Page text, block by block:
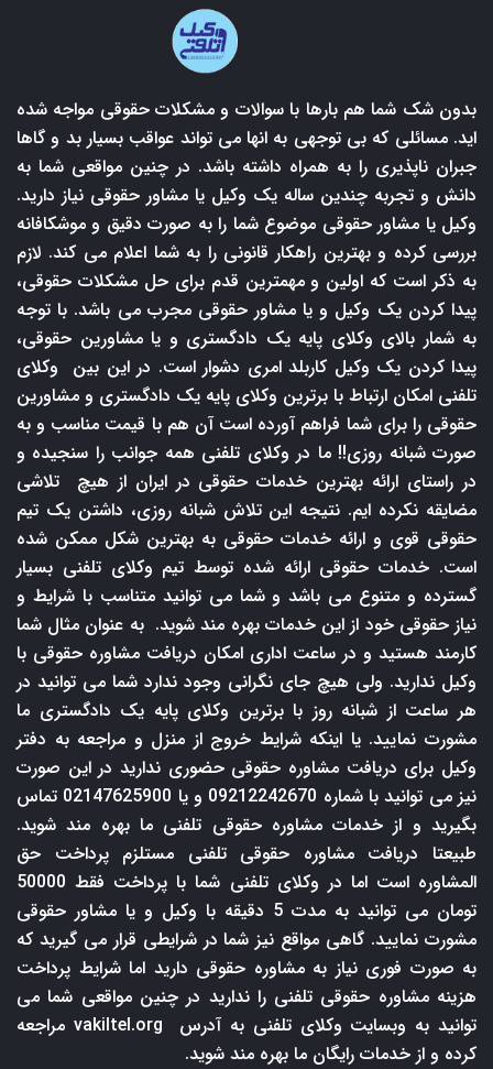
بدون شک شما هم بارها با سوالات و مشکلات حقوقی مواجه شده
اید. مسائلی که بی توجهی به انها می تواند عواقب بسیار بد و گاها
جبران ناپذیری را به همراه داشته باشد. در چنین مواقعی شما به
دانش و تجربه چندین ساله یک وکیل یا مشاور حقوقی نیاز دارید.
وکیل یا مشاور حقوقی موضوع شما را به صورت دقیق و موشکافانه
بررسی کرده و بهترین راهکار قانونی را به شما اعلام می کند. لازم
به ذکر است که اولین و مهمترین قدم برای حل مشکلات حقوقی،
پیدا کردن یک وکیل و یا مشاور حقوقی مجرب می باشد. با توجه
به شمار بالای وکلای پایه یک دادگستری و یا مشاورین حقوقی،
پیدا کردن یک وکیل کاربلد امری دشوار است. در این بین وکلای
تلفنی امکان ارتباط با برترین وکلای پایه یک دادگستری و مشاورین
حقوقی را برای شما فراهم آورده است آن هم با قیمت مناسب و به
صورت شبانه روزی!! ما در وکلای تلفنی همه جوانب را سنجیده و
در راستای ارائه بهترین خدمات حقوقی در ایران از هیچ تلاشی
مضایقه نکرده ایم. نتیجه این تلاش شبانه روزی، داشتن یک تیم
حقوقی قوی و ارائه خدمات حقوقی به بهترین شکل ممکن شده
است. خدمات حقوقی ارائه شده توسط تیم وکلای تلفنی بسیار
گسترده و متنوع می باشد و شما می توانید متناسب با شرایط و
نیاز حقوقی خود از این خدمات بهره مند شوید. به عنوان مثال شما
کارمند هستید و در ساعت اداری امکان دریافت مشاوره حقوقی با
وکیل ندارید. ولی هیچ جای نگرانی وجود ندارد شما می توانید در
هر ساعت از شبانه روز با برترین وکلای پایه یک دادگستری ما
مشورت نمایید. یا اینکه شرایط خروج از منزل و مراجعه به دفتر
وکیل برای دریافت مشاوره حقوقی حضوری ندارید در این صورت
نیز می توانید با شماره 09212242670 و یا 02147625900 تماس
بگیرید و از خدمات مشاوره حقوقی تلفنی ما بهره مند شوید.
طبیعتا دریافت مشاوره حقوقی تلفنی مستلزم پرداخت حق
المشاوره است اما در وکلای تلفنی شما با پرداخت فقط 50000
تومان می توانید به مدت 5 دقیقه با وکیل و یا مشاور حقوقی
مشورت نمایید. گاهی مواقع نیز شما در شرایطی قرار می گیرید که
به صورت فوری نیاز به مشاوره حقوقی دارید اما شرایط پرداخت
هزینه مشاوره حقوقی تلفنی را ندارید در چنین مواقعی شما می
توانید به وبسایت وکلای تلفنی به آدرس
vakiltel.org مراجعه
کرده و از خدمات رایگان ما بهره مند شوید.